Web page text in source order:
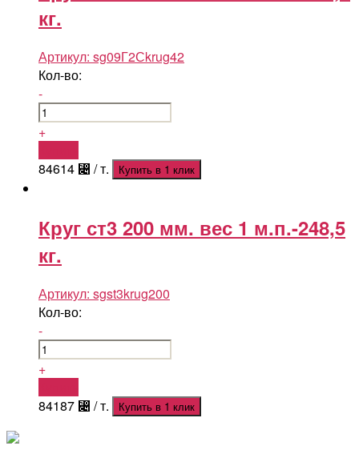
кг.
Артикул: sg09Г2Сkrug42
Кол-во:
-
+
84614 ⃄ / т. Купить в 1 клик
Круг ст3 200 мм. вес 1 м.п.-248,5
кг.
Артикул: sgst3krug200
Кол-во:
-
+
84187 ⃄ / т. Купить в 1 клик